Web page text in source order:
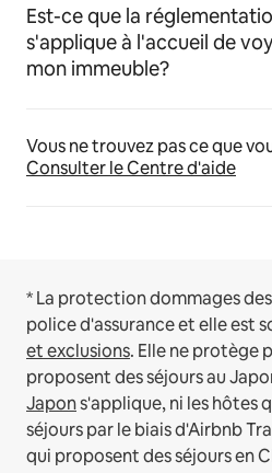
Est-ce que la
s'applique à l'accueil de
mon immeuble?
Vous ne trouvez pas ce que
Consulter le Centre d'aide
* La protection dommages
police d'assurance et elle est
et exclusions. Elle ne protège
proposent des séjours au
Japons'applique, ni les hôtes
séjours par le biais d'Airbnb
qui proposent des séjours en